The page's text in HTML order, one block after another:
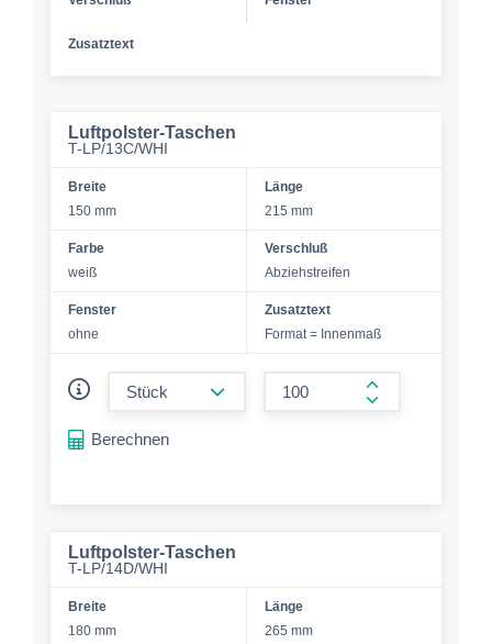
Zusatztext
Luftpolster-Taschen
T-LP/13C/WHI
Breite
150 mm
Länge
215 mm
Farbe
weiß
Verschluß
Abziehstreifen
Fenster
ohne
Zusatztext
Format = Innenmaß
form.increase-
Berechnen
Luftpolster-Taschen
T-LP/14D/WHI
Breite
180 mm
Länge
265 mm